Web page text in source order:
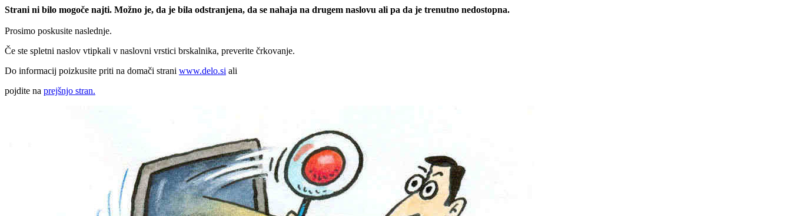
Strani ni bilo mogoče najti. Možno je, da je bila odstranjena, da se nahaja na drugem naslovu ali pa da je trenutno nedostopna.
Prosimo poskusite naslednje.
Če ste spletni naslov vtipkali v naslovni vrstici brskalnika, preverite črkovanje.
Do informacij poizkusite priti na domači strani www.delo.si ali
pojdite na prejšnjo stran.